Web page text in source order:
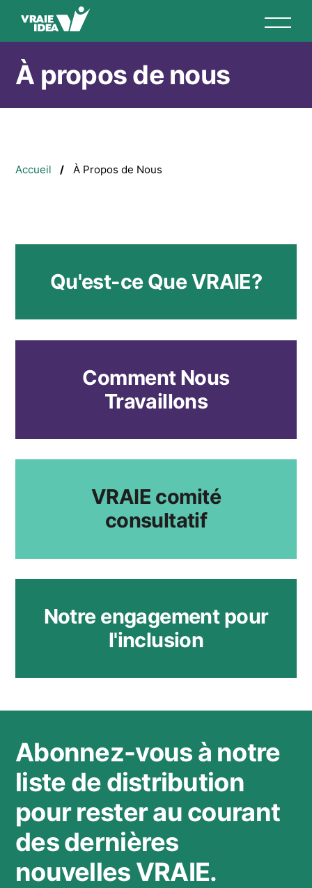
À propos de nous
d'Ariane
Accueil À Propos de Nous
Qu'est-ce Que VRAIE?
Comment Nous
Travaillons
VRAIE comité
consultatif
Notre engagement pour
l'inclusion
Abonnez-vous à notre
liste de distribution
pour rester au courant
des dernières
nouvelles VRAIE.